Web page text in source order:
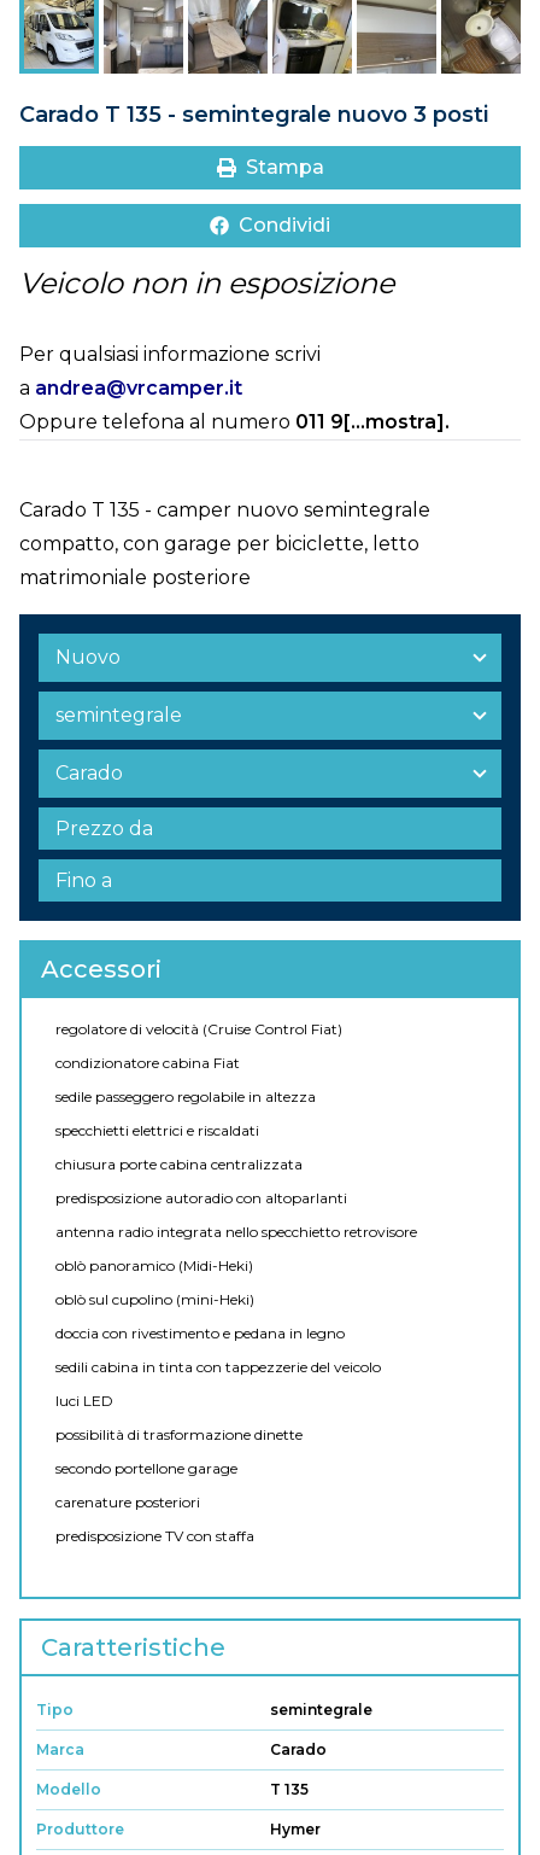
DOVE SIAMO
CONTATTI
Carado T 135 - semintegrale nuovo 3 posti
Stampa
Condividi
Veicolo non in esposizione
Per qualsiasi informazione scrivi
a andrea@vrcamper.it
Oppure telefona al numero 011 9[...mostra].
Carado T 135 - camper nuovo semintegrale
compatto, con garage per biciclette, letto
matrimoniale posteriore
Accessori
regolatore di velocità (Cruise Control Fiat)
condizionatore cabina Fiat
sedile passeggero regolabile in altezza
specchietti elettrici e riscaldati
chiusura porte cabina centralizzata
predisposizione autoradio con altoparlanti
antenna radio integrata nello specchietto retrovisore
oblò panoramico (Midi-Heki)
oblò sul cupolino (mini-Heki)
doccia con rivestimento e pedana in legno
sedili cabina in tinta con tappezzerie del veicolo
luci LED
possibilità di trasformazione dinette
secondo portellone garage
carenature posteriori
predisposizione TV con staffa
Caratteristiche
Tipo semintegrale
Marca Carado
Modello T 135
Produttore Hymer